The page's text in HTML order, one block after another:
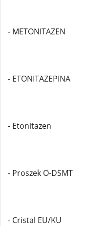
- METONITAZEN
- ETONITAZEPINA
- Etonitazen
- Proszek O-DSMT
- Cristal EU/KU